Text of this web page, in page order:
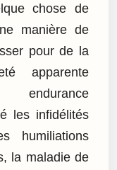
chose de
manière de
pour de la
apparente
les infidélités
humiliations
la maladie de